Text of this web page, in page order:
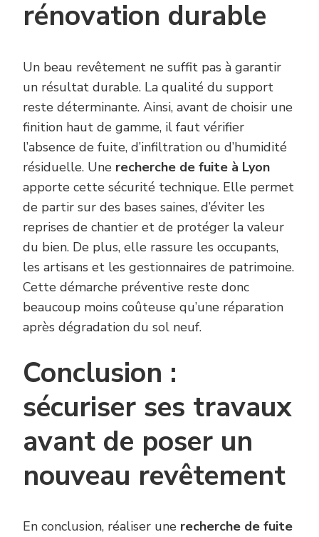
rénovation durable
Un beau revêtement ne suffit pas à garantir
un résultat durable. La qualité du support
reste déterminante. Ainsi, avant de choisir une
finition haut de gamme, il faut vérifier
l’absence de fuite, d’infiltration ou d’humidité
résiduelle. Une recherche de fuite à Lyon
apporte cette sécurité technique. Elle permet
de partir sur des bases saines, d’éviter les
reprises de chantier et de protéger la valeur
du bien. De plus, elle rassure les occupants,
les artisans et les gestionnaires de patrimoine.
Cette démarche préventive reste donc
beaucoup moins coûteuse qu’une réparation
après dégradation du sol neuf.
Conclusion :
sécuriser ses travaux
avant de poser un
nouveau revêtement
En conclusion, réaliser une recherche de fuite